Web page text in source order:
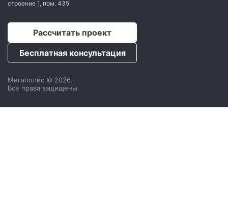
строение 1, пом. 435
Рассчитать проект
Бесплатная консультация
Мегаполис © 2026.
Все права защищены.